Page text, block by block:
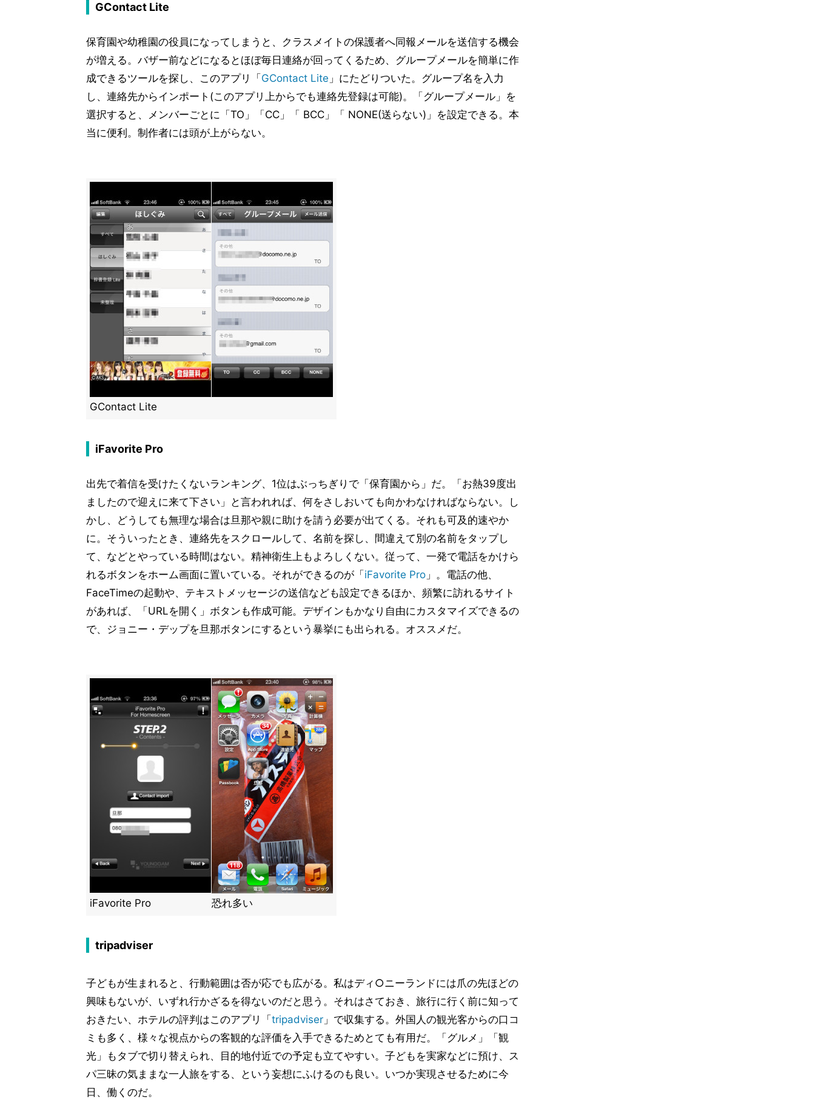
GContact Lite
保育園や幼稚園の役員になってしまうと、クラスメイトの保護者へ同報メールを送信する機会
が増える。バザー前などになるとほぼ毎日連絡が回ってくるため、グループメールを簡単に作
成できるツールを探し、このアプリ「 GContact Lite 」にたどりついた。グループ名を入力
し、連絡先からインポート(このアプリ上からでも連絡先登録は可能)。「グループメール」を
選択すると、メンバーごとに「TO」「CC」「 BCC」「 NONE(送らない)」を設定できる。本
当に便利。制作者には頭が上がらない。
GContact Lite
iFavorite Pro
出先で着信を受けたくないランキング、1位はぶっちぎりで「保育園から」だ。「お熱39度出
ましたので迎えに来て下さい」と言われれば、何をさしおいても向かわなければならない。し
かし、どうしても無理な場合は旦那や親に助けを請う必要が出てくる。それも可及的速やか
に。そういったとき、連絡先をスクロールして、名前を探し、間違えて別の名前をタップし
て、などとやっている時間はない。精神衛生上もよろしくない。従って、一発で電話をかけら
れるボタンをホーム画面に置いている。それができるのが「 iFavorite Pro 」。電話の他、
FaceTimeの起動や、テキストメッセージの送信なども設定できるほか、頻繁に訪れるサイト
があれば、「URLを開く」ボタンも作成可能。デザインもかなり自由にカスタマイズできるの
で、ジョニー・デップを旦那ボタンにするという暴挙にも出られる。オススメだ。
iFavorite Pro 恐れ多い
tripadviser
子どもが生まれると、行動範囲は否が応でも広がる。私はディ○ニーランドには爪の先ほどの
興味もないが、いずれ行かざるを得ないのだと思う。それはさておき、旅行に行く前に知って
おきたい、ホテルの評判はこのアプリ「 tripadviser 」で収集する。外国人の観光客からの口コ
ミも多く、様々な視点からの客観的な評価を入手できるためとても有用だ。「グルメ」「観
光」もタブで切り替えられ、目的地付近での予定も立てやすい。子どもを実家などに預け、ス
パ三昧の気ままな一人旅をする、という妄想にふけるのも良い。いつか実現させるために今
日、働くのだ。